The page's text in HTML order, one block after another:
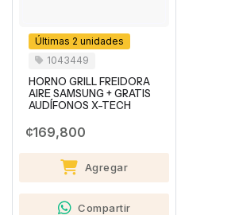
Últimas 2 unidades
1043449
HORNO GRILL FREIDORA
AIRE SAMSUNG + GRATIS
AUDÍFONOS X-TECH
¢169,800
Agregar
Compartir